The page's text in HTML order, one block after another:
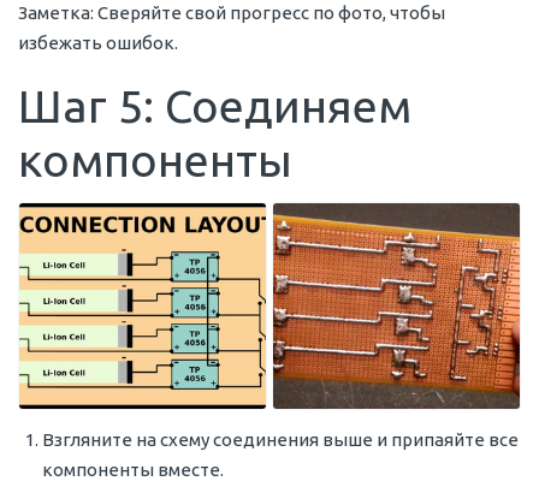
Заметка: Сверяйте свой прогресс по фото, чтобы
избежать ошибок.
Шаг 5: Соединяем
компоненты
Взгляните на схему соединения выше и припаяйте все
компоненты вместе.